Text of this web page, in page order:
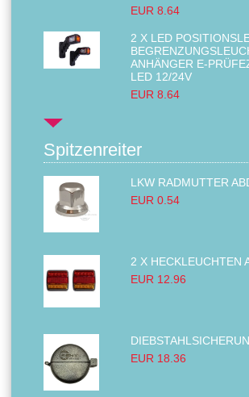
EUR 8.64
2 X LED
ANHÄNGER E-
LED 12/24V
EUR 8.64
Spitzenreiter
EUR 0.54
EUR 12.96
EUR 18.36